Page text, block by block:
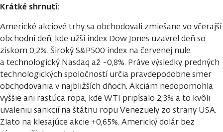
Krátké shrnutí:
Americké akciové trhy sa obchodovali zmiešane vo včerajší
obchodní deň, kde užší index Dow Jones uzavrel deň so
ziskom 0,2%. Široký S&P500 index na červenej nule
a technologický Nasdaq až -0,8%. Práve výsledky predných
technologických spoločností určia pravdepodobne smer
obchodovania v najbližších dňoch. Akciám nedopomohla
vyššie ani rastúca ropa, kde WTI pripísalo 2,3% a to kvôli
uvaleniu sankcií na štátnu ropu Venezuely zo strany USA.
Zlato na klesajúce akcie +0,65%. Americký dolár bez